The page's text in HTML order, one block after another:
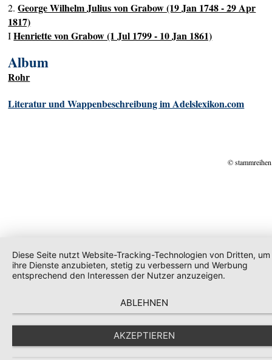
2.George Wilhelm Julius von Grabow (19 Jan 1748 - 29 Apr
1817)
IHenriette von Grabow (1 Jul 1799 - 10 Jan 1861)
Album
Rohr
Literatur und Wappenbeschreibung im Adelslexikon.com
©
Diese Seite nutzt Website-Tracking-Technologien von Dritten, um
ihre Dienste anzubieten, stetig zu verbessern und Werbung
entsprechend den Interessen der Nutzer anzuzeigen.
ABLEHNEN
AKZEPTIEREN